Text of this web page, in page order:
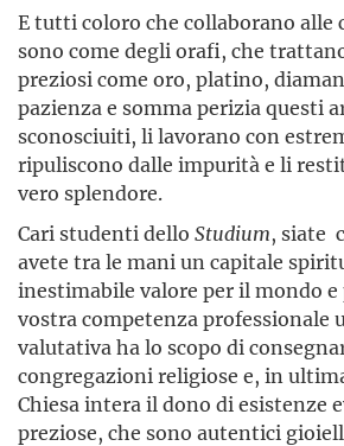
E tutti coloro che collaborano alle
sono come degli orafi, che
preziosi come oro, platino,
pazienza e somma perizia questi
sconosciuiti, li lavorano con
ripuliscono dalle impurità e li
vero splendore.
Cari studenti dello Studium, siate
avete tra le mani un capitale
inestimabile valore per il mondo e
vostra competenza professionale
valutativa ha lo scopo di
congregazioni religiose e, in
Chiesa intera il dono di esistenze
preziose, che sono autentici